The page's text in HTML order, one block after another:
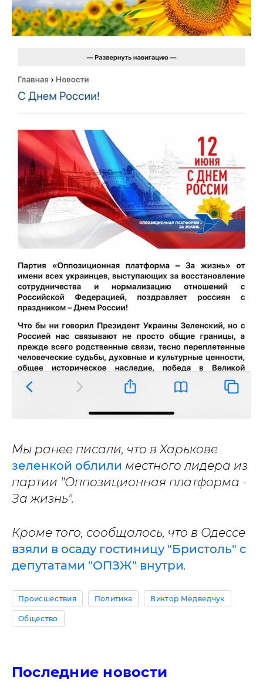
Мы ранее писали, что в Харькове
зеленкой облили местного лидера из
партии "Оппозиционная платформа -
За жизнь".
Кроме того, сообщалось, что в Одессе
взяли в осаду гостиницу "Бристоль" с
депутатами "ОПЗЖ" внутри.
Происшествия Политика Виктор Медведчук
Общество
Последние новости